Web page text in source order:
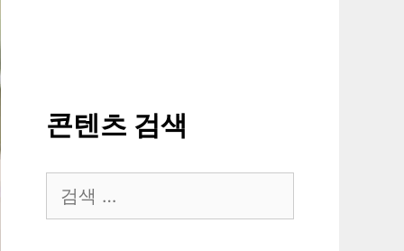
콘텐츠 검색
색: